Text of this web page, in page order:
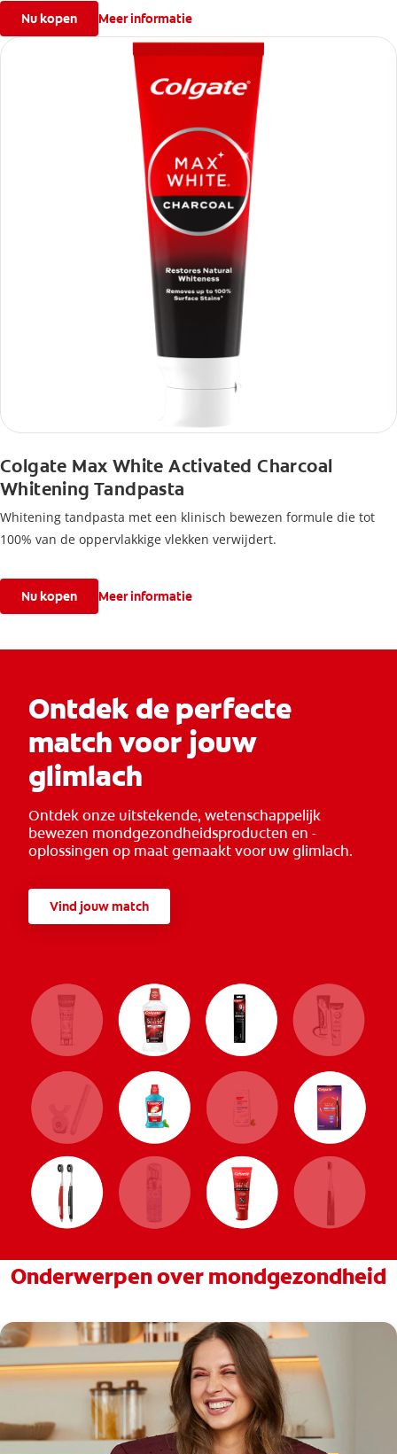
Nu kopen Meer informatie
Colgate Max White Activated Charcoal
Whitening Tandpasta
Whitening tandpasta met een klinisch bewezen formule die tot
100% van de oppervlakkige vlekken verwijdert.
Nu kopen Meer informatie
Ontdek de perfecte
match voor jouw
glimlach
Ontdek onze uitstekende, wetenschappelijk
bewezen mondgezondheidsproducten en -
oplossingen op maat gemaakt voor uw glimlach.
Vind jouw match
Onderwerpen over mondgezondheid